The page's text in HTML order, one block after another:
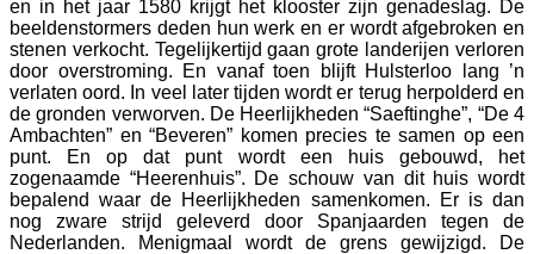
en in het jaar 1580 krijgt het klooster zijn genadeslag. De
beeldenstormers deden hun werk en er wordt afgebroken en
stenen verkocht. Tegelijkertijd gaan grote landerijen verloren
door overstroming. En vanaf toen blijft Hulsterloo lang ’n
verlaten oord. In veel later tijden wordt er terug herpolderd en
de gronden verworven. De Heerlijkheden “Saeftinghe”, “De 4
Ambachten” en “Beveren” komen precies te samen op een
punt. En op dat punt wordt een huis gebouwd, het
zogenaamde “Heerenhuis”. De schouw van dit huis wordt
bepalend waar de Heerlijkheden samenkomen. Er is dan
nog zware strijd geleverd door Spanjaarden tegen de
Nederlanden. Menigmaal wordt de grens gewijzigd. De